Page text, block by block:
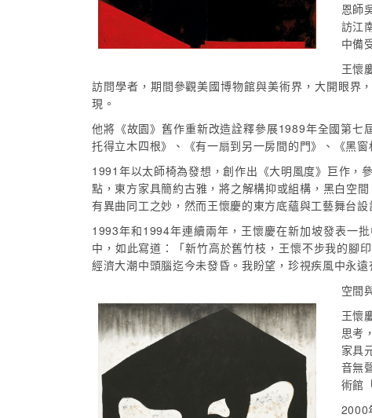
恩師
訪江
中備
王懷
訪問學者，期間參觀美國博物館與美術界，大開眼界
現。
他將《故園》舊作重新改造詮釋參展1989年全國第
托得立木四根》、《有一扇到另一房間的門》、《黑
1991年以太師椅為發想，創作出《大明風度》巨作，
點，東方家具簡約古雅，將之解構抑或組構，黑白空
有異曲同工之妙，然而王懷慶的東方底蘊與工藝舞台
1993年和1994年連續兩年，王懷慶在新加坡發表一
中，如此寫道：「新竹高於舊竹枝，王懷不步我的腳
經濟大潮中頭腦迄今未發昏。我盼望，珍視疾風中永
空間
王懷
思考
家具
音無
術館
2000